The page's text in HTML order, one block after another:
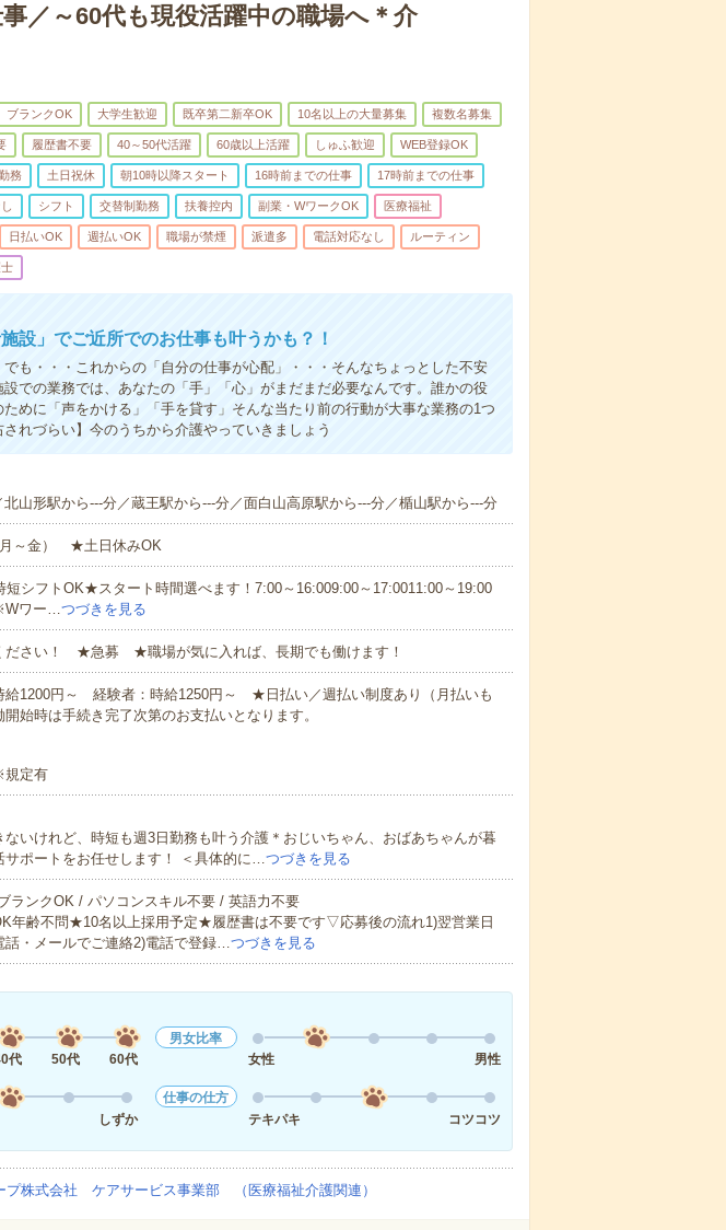
／～60代も現役活躍中の職場へ＊介
ブランクOK 大学生歓迎 既卒第二新卒OK 10名以上の大量募集 複数名募集
履歴書不要 40～50代活躍 60歳以上活躍 しゅふ歓迎 WEB登録OK
務 土日祝休 朝10時以降スタート 16時前までの仕事 17時前までの仕事
シフト 交替制勤務 扶養控内 副業・WワークOK 医療福祉
日払いOK 週払いOK 職場が禁煙 派遣多 電話対応なし ルーティン
設」でご近所でのお仕事も叶うかも？！
でも・・・これからの「自分の仕事が心配」・・・そんなちょっとした不安
での業務では、あなたの「手」「心」がまだまだ必要なんです。誰かの役
めに「声をかける」「手を貸す」そんな当たり前の行動が大事な業務の1つ
れづらい】今のうちから介護やっていきましょう
北山形駅から---分／蔵王駅から---分／面白山高原駅から---分／楯山駅から---分
月～金） ★土日休みOK
シフトOK★スタート時間選べます！7:00～16:009:00～17:0011:00～19:00
ワー… つづきを見る
ださい！ ★急募 ★職場が気に入れば、長期でも働けます！
給1200円～ 経験者：時給1250円～ ★日払い／週払い制度あり（月払いも
始時は手続き完了次第のお支払いとなります。
定有
ないけれど、時短も週3日勤務も叶う介護＊おじいちゃん、おばあちゃんが暮
サポートをお任せします！ ＜具体的に… つづきを見る
ランクOK / パソコンスキル不要 / 英語力不要
年齢不問★10名以上採用予定★履歴書は不要です▽応募後の流れ1)翌営業日
話・メールでご連絡2)電話で登録… つづきを見る
代 50代 60代
男女比率
女性
男性
しずか
仕事の仕方
テキパキ
コツコツ
プ株式会社 ケアサービス事業部 （医療福祉介護関連）